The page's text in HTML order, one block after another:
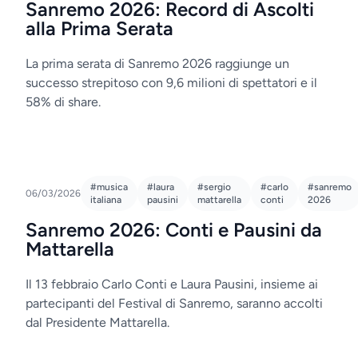
Sanremo 2026: Record di Ascolti
alla Prima Serata
La prima serata di Sanremo 2026 raggiunge un
successo strepitoso con 9,6 milioni di spettatori e il
58% di share.
06/03/2026
#musica
italiana
#laura
pausini
#sergio
mattarella
#carlo
conti
#sanremo
2026
Sanremo 2026: Conti e Pausini da
Mattarella
Il 13 febbraio Carlo Conti e Laura Pausini, insieme ai
partecipanti del Festival di Sanremo, saranno accolti
dal Presidente Mattarella.